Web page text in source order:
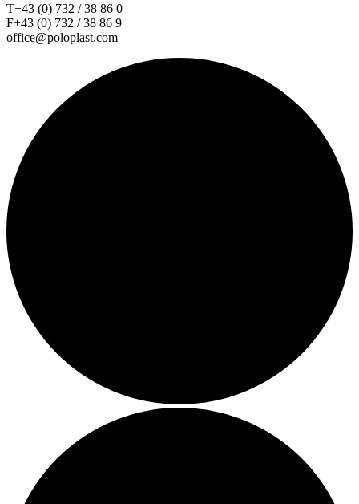
T+43 (0) 732 / 38 86 0
F+43 (0) 732 / 38 86 9
office@poloplast.com